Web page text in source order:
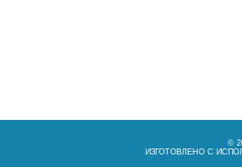
©
ИЗГОТОВЛЕНО С